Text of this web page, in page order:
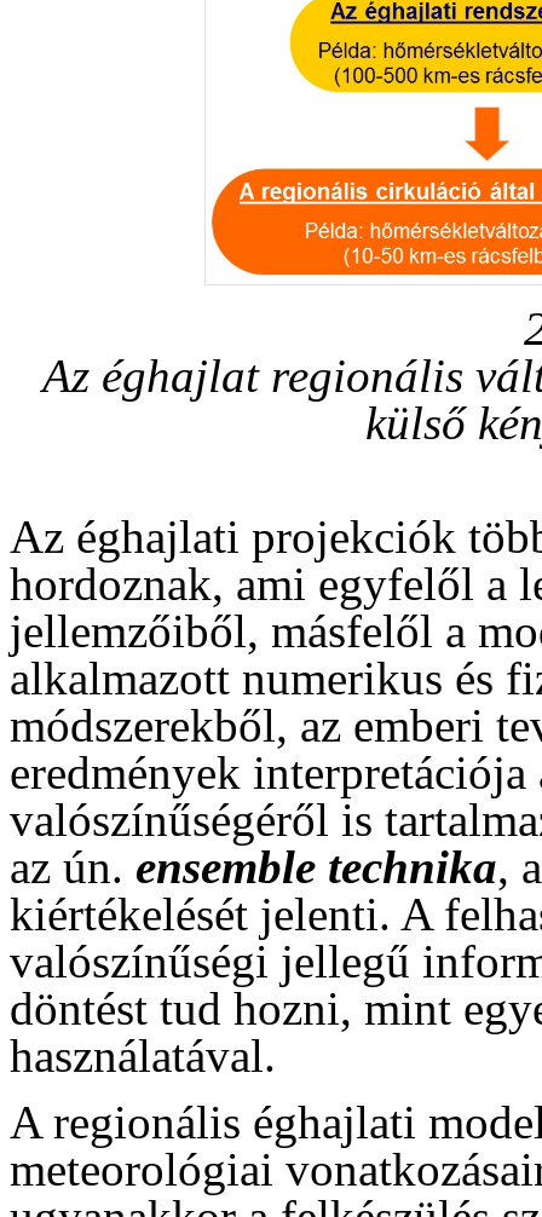
Az éghajlat regionális
külső
Az éghajlati projekciók
hordoznak, ami egyfelől a
jellemzőiből, másfelől a
alkalmazott numerikus és
módszerekből, az emberi
eredmények
valószínűségéről is
az ún. ensemble technika,
kiértékelését jelenti. A
valószínűségi jellegű
döntést tud hozni, mint
használatával.
A regionális éghajlati
meteorológiai